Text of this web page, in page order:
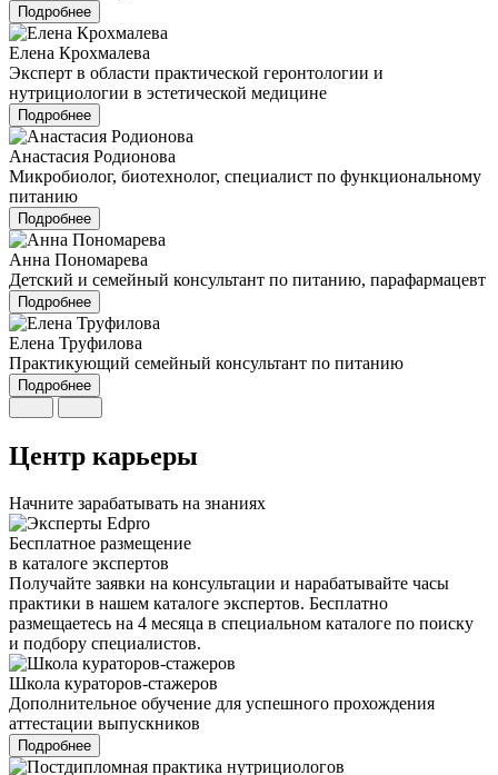
Подробнее
Елена Крохмалева
Эксперт в области практической геронтологии и
нутрициологии в эстетической медицине
Подробнее
Анастасия Родионова
Микробиолог, биотехнолог, специалист по функциональному
питанию
Подробнее
Анна Пономарева
Детский и семейный консультант по питанию, парафармацевт
Подробнее
Елена Труфилова
Практикующий семейный консультант по питанию
Подробнее
Центр карьеры
Начните зарабатывать на знаниях
Бесплатное размещение
в каталоге экспертов
Получайте заявки на консультации и нарабатывайте часы
практики в нашем каталоге экспертов. Бесплатно
размещаетесь на 4 месяца в специальном каталоге по поиску
и подбору специалистов.
Школа кураторов-стажеров
Дополнительное обучение для успешного прохождения
аттестации выпускников
Подробнее